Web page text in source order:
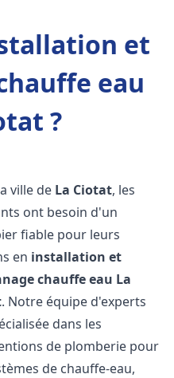
et
eau
?
ville de La Ciotat, les
ont besoin d'un
fiable pour leurs
en installation et
chauffe eau La
. Notre équipe d'experts
dans les
de plomberie pour
de chauffe-eau,